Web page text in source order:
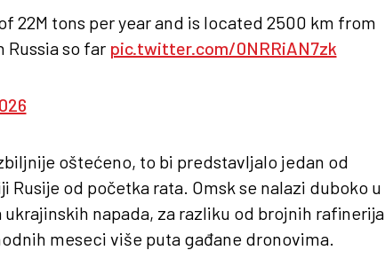
22M tons per year and is located 2500 km from
Russia so far pic.twitter.com/0NRRiAN7zk
oštećeno, to bi predstavljalo jedan od
od početka rata. Omsk se nalazi duboko u
napada, za razliku od brojnih rafinerija
meseci više puta gađane dronovima.